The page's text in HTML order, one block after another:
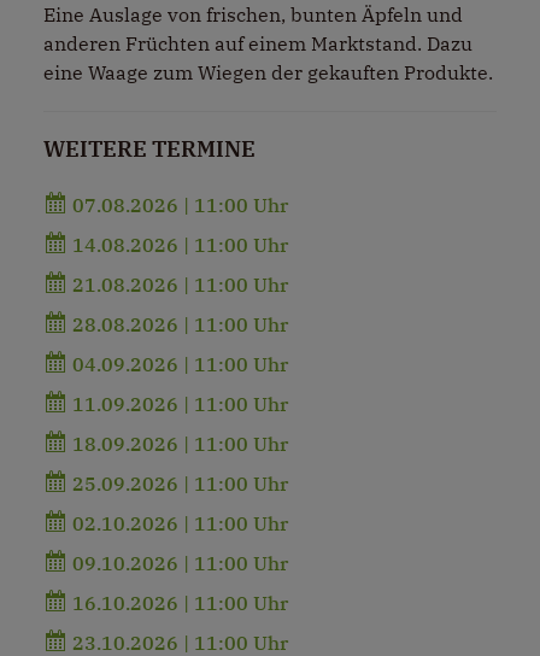
Eine Auslage von frischen, bunten Äpfeln und
anderen Früchten auf einem Marktstand. Dazu
eine Waage zum Wiegen der gekauften Produkte.
WEITERE TERMINE
07.08.2026 | 11:00 Uhr
14.08.2026 | 11:00 Uhr
21.08.2026 | 11:00 Uhr
28.08.2026 | 11:00 Uhr
04.09.2026 | 11:00 Uhr
11.09.2026 | 11:00 Uhr
18.09.2026 | 11:00 Uhr
25.09.2026 | 11:00 Uhr
02.10.2026 | 11:00 Uhr
09.10.2026 | 11:00 Uhr
16.10.2026 | 11:00 Uhr
23.10.2026 | 11:00 Uhr